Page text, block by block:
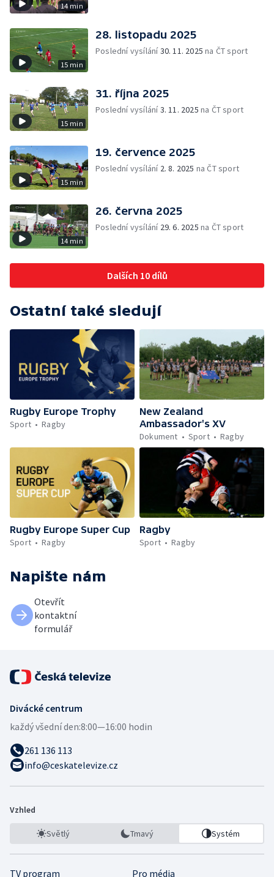
14 min
15 min
28. listopadu 2025
Poslední vysílání30. 11. 2025 na ČT sport
15 min
31. října 2025
Poslední vysílání3. 11. 2025 na ČT sport
15 min
19. července 2025
Poslední vysílání 2. 8. 2025 na ČT sport
14 min
26. června 2025
Poslední vysílání 29. 6. 2025 na ČT sport
Dalších 10 dílů
Ostatní také sledují
Rugby Europe Trophy
Sport
Ragby
New Zealand
Ambassador's XV
Dokument
Sport Ragby
Rugby Europe Super Cup
Sport
Ragby
Ragby
Sport
Ragby
Napište nám
Otevřít
kontaktní
formulář
Divácké centrum
každý všední den:8:00—16:00 hodin
261 136 113
info@ceskatelevize.cz
Vzhled
Světlý Tmavý Systém
TV program Pro média